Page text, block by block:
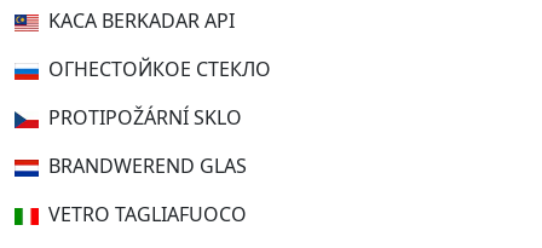
KACA BERKADAR API
ОГНЕСТОЙКОЕ СТЕКЛО
PROTIPOŽÁRNÍ SKLO
BRANDWEREND GLAS
VETRO TAGLIAFUOCO